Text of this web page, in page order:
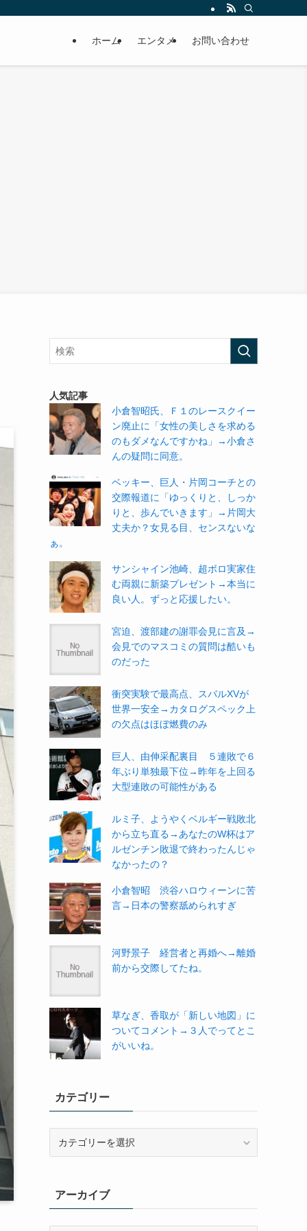
ホーム エンタメ お問い合わせ
人気記事
小倉智昭氏、Ｆ１のレースクイー
ン廃止に「女性の美しさを求める
のもダメなんですかね」→小倉さ
んの疑問に同意。
ベッキー、巨人・片岡コーチとの
交際報道に「ゆっくりと、しっか
りと、歩んでいきます」→片岡大
丈夫か？女見る目、センスないな
ぁ。
サンシャイン池崎、超ボロ実家住
む両親に新築プレゼント→本当に
良い人。ずっと応援したい。
宮迫、渡部建の謝罪会見に言及→
会見でのマスコミの質問は酷いも
のだった
衝突実験で最高点、スバルXVが
世界一安全→カタログスペック上
の欠点はほぼ燃費のみ
巨人、由伸采配裏目 ５連敗で６
年ぶり単独最下位→昨年を上回る
大型連敗の可能性がある
ルミ子、ようやくベルギー戦敗北
から立ち直る→あなたのW杯はア
ルゼンチン敗退で終わったんじゃ
なかったの？
小倉智昭 渋谷ハロウィーンに苦
言→日本の警察舐められすぎ
河野景子 経営者と再婚へ→離婚
前から交際してたね。
草なぎ、香取が「新しい地図」に
ついてコメント→３人でってとこ
がいいね。
カテゴリー
ーアーカイブ